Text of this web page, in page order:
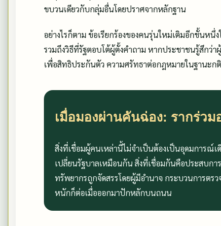
ขบวนเดียวกับกลุ่มอื่นโดยปราศจากหลักฐาน
อย่างไรก็ตาม ข้อเรียกร้องของคนรุ่นใหม่เติมอีกชั้นห
รวมถึงวิธีที่รัฐตอบโต้ผู้ตั้งคำถาม หากประชาชนรู้สึกว่
เพื่อสิทธิประกันตัว ความศรัทธาต่อกฎหมายในฐานะก
เมื่อมองผ่านคันฉ่อง: รากร่วม
สิ่งที่เชื่อมผู้คนเหล่านี้ไม่จำเป็นต้องเป็นอุดมการณ์
เปลี่ยนรัฐบาลเหมือนกัน สิ่งที่เชื่อมกันคือประสบก
ทรัพยากรถูกจัดสรรโดยผู้มีอำนาจ กระบวนการตร
หนักก็ต่อเมื่อออกมาปักหลักบนถนน